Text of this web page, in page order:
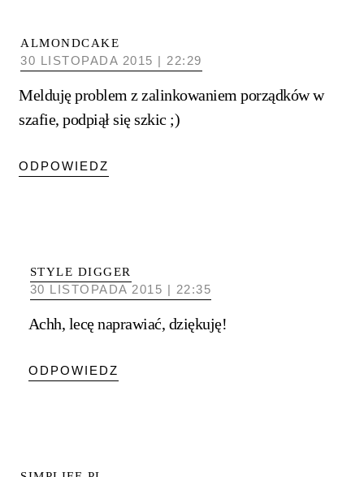
ALMONDCAKE
30 LISTOPADA 2015 | 22:29
Melduję problem z zalinkowaniem porządków w
szafie, podpiął się szkic ;)
ODPOWIEDZ
STYLE DIGGER
30 LISTOPADA 2015 | 22:35
Achh, lecę naprawiać, dziękuję!
ODPOWIEDZ